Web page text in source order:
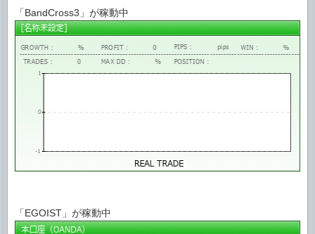
「BandCross3」が稼動中
「EGOIST」が稼動中